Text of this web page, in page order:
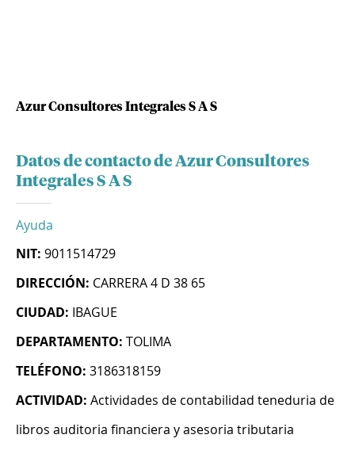
Azur Consultores Integrales S A S
Datos de contacto de Azur Consultores
Integrales S A S
Ayuda
NIT: 9011514729
DIRECCIÓN: CARRERA 4 D 38 65
CIUDAD: IBAGUE
DEPARTAMENTO: TOLIMA
TELÉFONO: 3186318159
ACTIVIDAD: Actividades de contabilidad teneduria de
libros auditoria financiera y asesoria tributaria